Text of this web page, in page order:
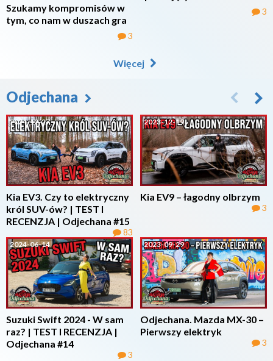
Szukamy kompromisów w
tym, co nam w duszach gra
3
3
Więcej
Odjechana
2024-12-27
Kia EV3. Czy to elektryczny
król SUV-ów? | TEST I
RECENZJA | Odjechana #15
83
2024-06-14
Suzuki Swift 2024 - W sam
raz? | TEST I RECENZJA |
Odjechana #14
3
2023-12-19
Kia EV9 – łagodny olbrzym
3
2023-09-29
Odjechana. Mazda MX-30 –
Pierwszy elektryk
3